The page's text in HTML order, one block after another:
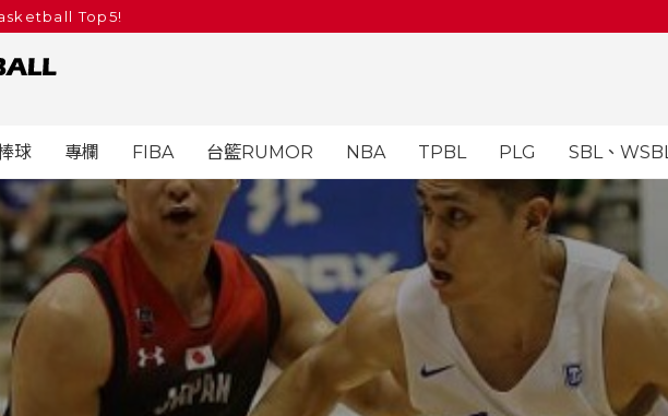
Top5!
球 專欄 FIBA 台籃RUMOR NBA TPBL PLG SBL、WSBL